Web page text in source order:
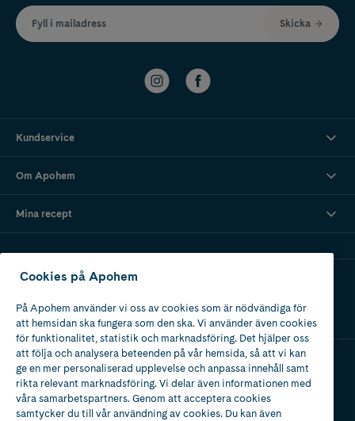
Fyll i mailadress Skicka
Kundservice
Om Apohem
Mina recept
Ladda ner vår app
Apotek med tillstånd
av Läkemedelsverket
Cookies på Apohem
På Apohem använder vi oss av cookies som är nödvändiga för
att hemsidan ska fungera som den ska. Vi använder även cookies
för funktionalitet, statistik och marknadsföring. Det hjälper oss
att följa och analysera beteenden på vår hemsida, så att vi kan
ge en mer personaliserad upplevelse och anpassa innehåll samt
rikta relevant marknadsföring. Vi delar även informationen med
våra samarbetspartners. Genom att acceptera cookies
samtycker du till vår användning av cookies. Du kan även